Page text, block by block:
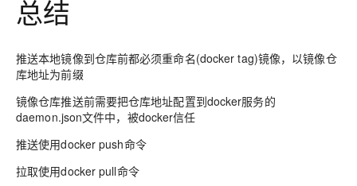
总结
推送本地镜像到仓库前都必须重命名(docker tag)镜像，以镜像仓
库地址为前缀
镜像仓库推送前需要把仓库地址配置到docker服务的
daemon.json文件中，被docker信任
推送使用docker push命令
拉取使用docker pull命令